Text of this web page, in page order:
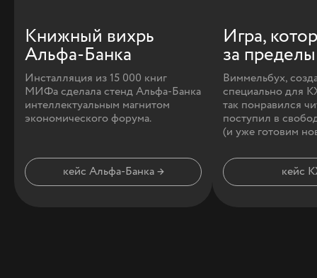
Книжный вихрь
Альфа‑Банка
Инсталляция из 15 000 книг
МИФа сделала стенд Альфа-Банка
интеллектуальным магнитом
экономического форума.
кейс Альфа-Банка →
Игра,
за
Виммельбух,
специально для
так понравился
поступил в
(и уже готовим
кейс